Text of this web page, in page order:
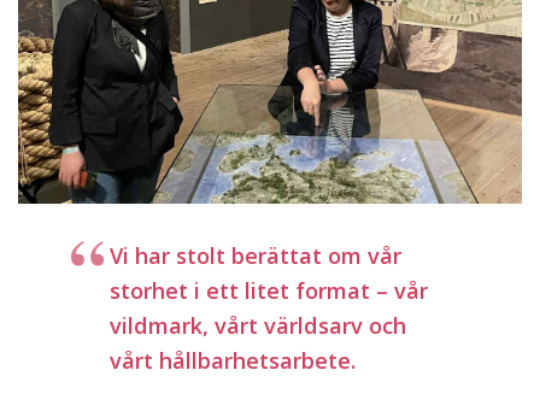
Vi har stolt berättat om vår
storhet i ett litet format – vår
vildmark, vårt världsarv och
vårt hållbarhetsarbete.